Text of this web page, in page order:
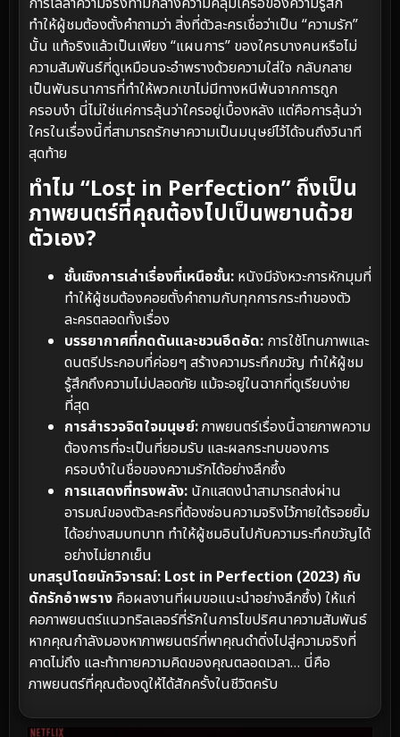
ทำให้ผู้ชมต้องตั้งคำถามว่า สิ่งที่ตัวละครเชื่อว่าเป็น “ความรัก”
นั้น แท้จริงแล้วเป็นเพียง “แผนการ” ของใครบางคนหรือไม่
ความสัมพันธ์ที่ดูเหมือนจะอำพรางด้วยความใส่ใจ กลับกลาย
เป็นพันธนาการที่ทำให้พวกเขาไม่มีทางหนีพ้นจากการถูก
ครอบงำ นี่ไม่ใช่แค่การลุ้นว่าใครอยู่เบื้องหลัง แต่คือการลุ้นว่า
ใครในเรื่องนี้ที่สามารถรักษาความเป็นมนุษย์ไว้ได้จนถึงวินาที
สุดท้าย
ทำไม “Lost in Perfection” ถึงเป็น
ภาพยนตร์ที่คุณต้องไปเป็นพยานด้วย
ตัวเอง?
ชั้นเชิงการเล่าเรื่องที่เหนือชั้น: หนังมีจังหวะการหักมุมที่
ทำให้ผู้ชมต้องคอยตั้งคำถามกับทุกการกระทำของตัว
ละครตลอดทั้งเรื่อง
บรรยากาศที่กดดันและชวนอึดอัด: การใช้โทนภาพและ
ดนตรีประกอบที่ค่อยๆ สร้างความระทึกขวัญ ทำให้ผู้ชม
รู้สึกถึงความไม่ปลอดภัย แม้จะอยู่ในฉากที่ดูเรียบง่าย
ที่สุด
การสำรวจจิตใจมนุษย์:ภาพยนตร์เรื่องนี้ฉายภาพความ
ต้องการที่จะเป็นที่ยอมรับ และผลกระทบของการ
ครอบงำในชื่อของความรักได้อย่างลึกซึ้ง
การแสดงที่ทรงพลัง: นักแสดงนำสามารถส่งผ่าน
อารมณ์ของตัวละครที่ต้องซ่อนความจริงไว้ภายใต้รอยยิ้ม
ได้อย่างสมบทบาท ทำให้ผู้ชมอินไปกับความระทึกขวัญได้
อย่างไม่ยากเย็น
บทสรุปโดยนักวิจารณ์: Lost in Perfection (2023) กับ
ดักรักอำพราง คือผลงานที่ผมขอแนะนำอย่างลึกซึ้ง) ให้แก่
คอภาพยนตร์แนวทริลเลอร์ที่รักในการไขปริศนาความสัมพันธ์
หากคุณกำลังมองหาภาพยนตร์ที่พาคุณดำดิ่งไปสู่ความจริงที่
คาดไม่ถึง และท้าทายความคิดของคุณตลอดเวลา… นี่คือ
ภาพยนตร์ที่คุณต้องดูให้ได้สักครั้งในชีวิตครับ